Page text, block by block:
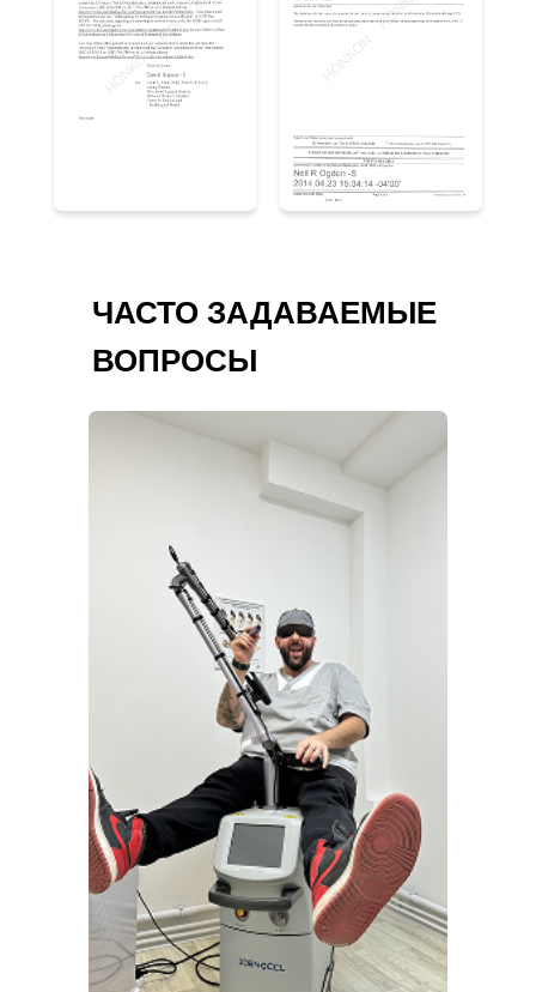
ЧАСТО ЗАДАВАЕМЫЕ
ВОПРОСЫ